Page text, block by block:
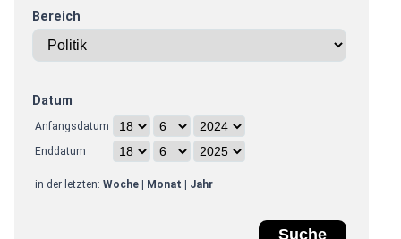
Bereich
Datum
Anfangsdatum
Enddatum
in der letzten: Woche| Monat Jahr